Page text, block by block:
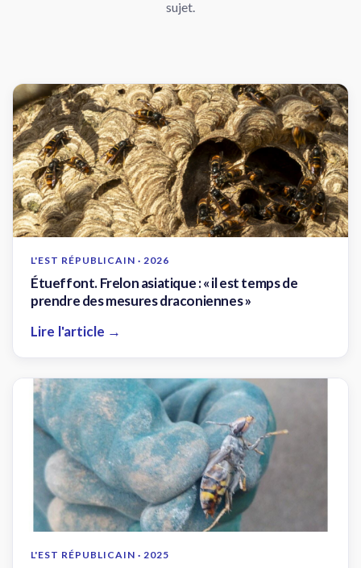
sujet.
L'EST RÉPUBLICAIN · 2026
Étueffont. Frelon asiatique : « il est temps de
prendre des mesures draconiennes »
Lire l'article →
L'EST RÉPUBLICAIN · 2025